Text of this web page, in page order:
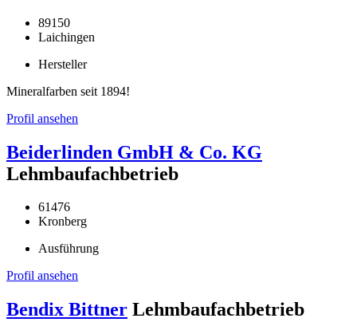
89150
Laichingen
Hersteller
Mineralfarben seit 1894!
Profil ansehen
Beiderlinden GmbH & Co. KG
Lehmbaufachbetrieb
61476
Kronberg
Ausführung
Profil ansehen
Bendix Bittner Lehmbaufachbetrieb